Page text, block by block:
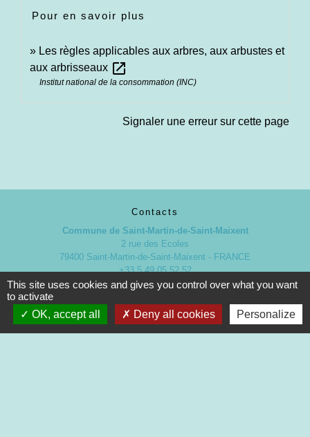
Pour en savoir plus
Les règles applicables aux arbres, aux arbustes et
aux arbrisseaux open_in_new
Institut national de la consommation (INC)
Signaler une erreur sur cette page
Contacts
Commune de Saint-Martin-de-Saint-Maixent
2 rue des Ecoles
79400 Saint-Martin-de-Saint-Maixent - FRANCE
+33 5 49 05 52 52
Contact par formulaire
Nouveaux horaires d’ouverture de la Mairie.
This site uses cookies and gives you control over what you want
to activate
OK, accept all
Deny all cookies Personalize